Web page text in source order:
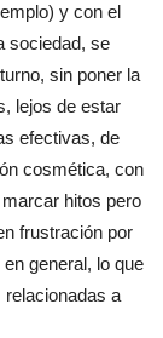
y con el
sociedad, se
sin poner la
lejos de estar
efectivas, de
cosmética, con
hitos pero
frustración por
general, lo que
a